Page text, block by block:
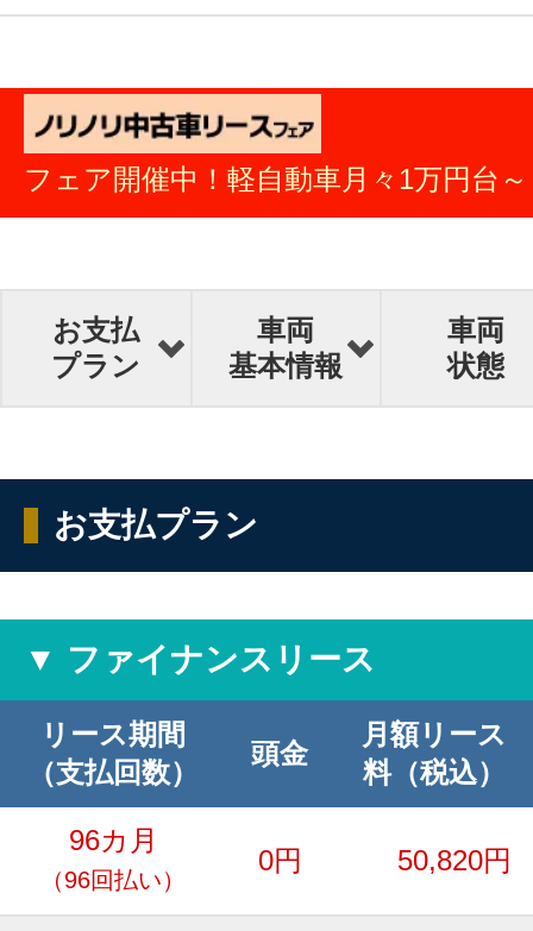
フェア開催中！軽自動車月々1万円台～
お支払
プラン
車両
基本情報
車両
状態
お支払プラン
▼ ファイナンスリース
リース期間
（支払回数）
頭金
月額リース
料（税込）
96カ月
（96回払い）
0円 50,820円